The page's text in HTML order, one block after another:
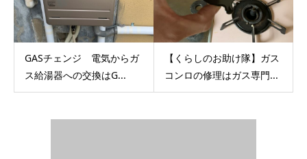
GASチェンジ 電気からガ
ス給湯器への交換はG...
【くらしのお助け隊】ガス
コンロの修理はガス専門...